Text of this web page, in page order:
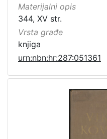
Materijalni opis
344, XV str.
Vrsta građe
knjiga
urn:nbn:hr:287:051361